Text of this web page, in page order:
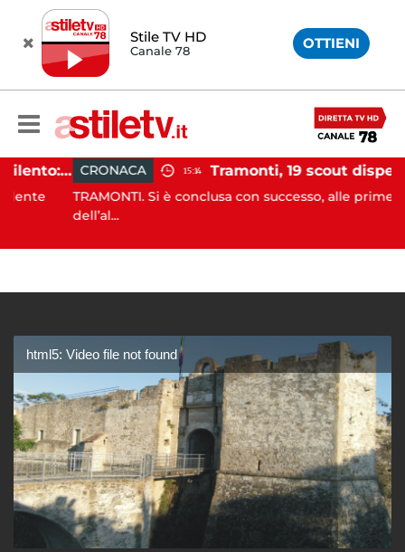
Stile TV HD
Canale 78 OTTIENI
Incidente agricolo nel Cilento: trattore si ribalta, muore 71enne CRONACA 15:14
TRAMONTI. Si è conclusa con successo, alle prime luci
dell’al...
html5: Video file not found